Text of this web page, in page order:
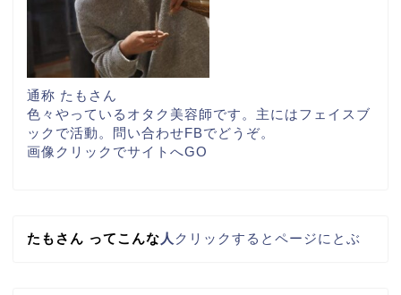
通称 たもさん
色々やっているオタク美容師です。主にはフェイスブ
ックで活動。問い合わせFBでどうぞ。
画像クリックでサイトへGO
たもさん ってこんな 人 クリックするとページにとぶ